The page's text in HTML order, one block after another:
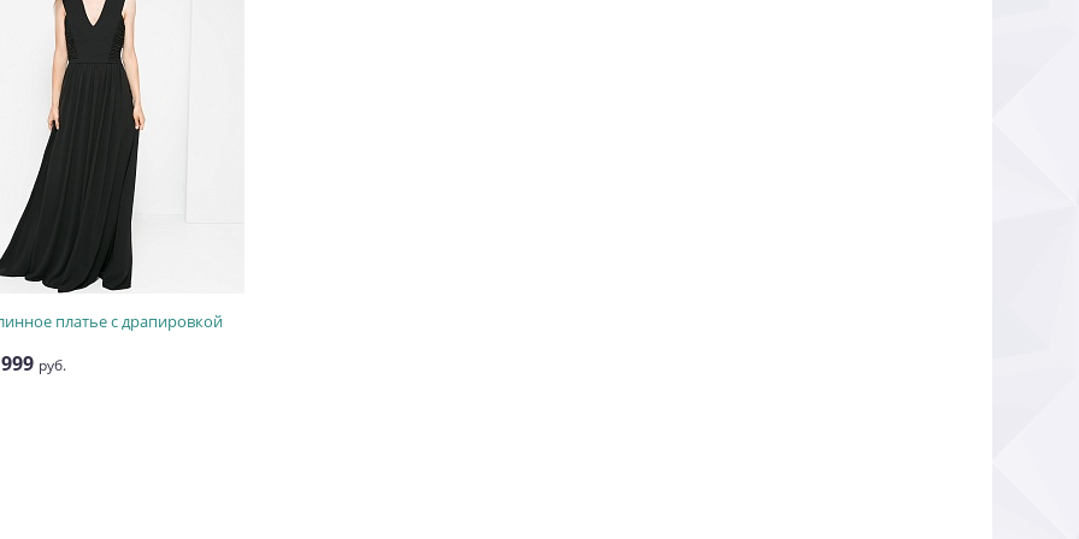
платье с драпировкой
руб.
руб.